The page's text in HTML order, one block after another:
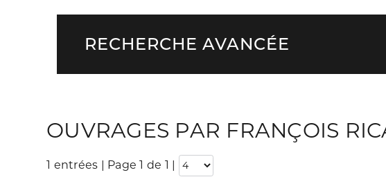
RECHERCHE AVANCÉE
OUVRAGES PAR FRANÇOIS
1 entrées | Page 1 de 1 |